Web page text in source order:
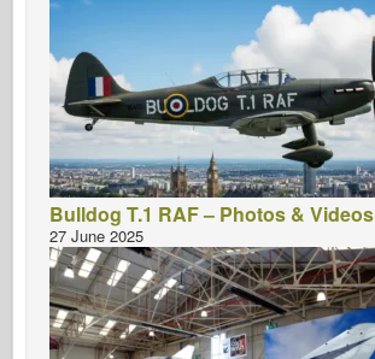
Bulldog T.1 RAF – Photos & Videos
27 June 2025